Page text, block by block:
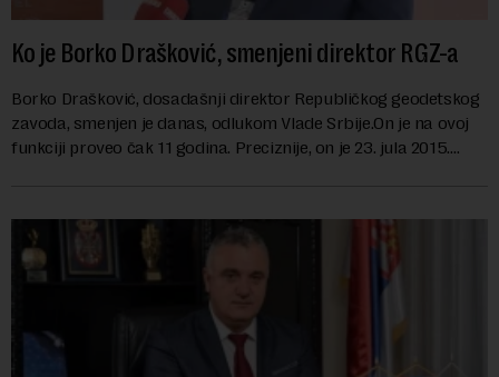
Ko je Borko Drašković, smenjeni direktor RGZ-a
Borko Drašković, dosadašnji direktor Republičkog geodetskog
zavoda, smenjen je danas, odlukom Vlade Srbije.On je na ovoj
funkciji proveo čak 11 godina. Preciznije, on je 23. jula 2015.